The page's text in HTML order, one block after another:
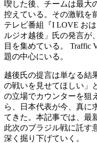
喫した後、チームは最大
控えている。その激戦を
テレビ番組『I LOVE お
ルジオ越後」氏の発言が
目を集めている。 Traffic
題の中心にいる。
越後氏の提言は単なる結
の戦いを見せてほしい」
の立場でカウンターを狙
ら、日本代表が今、真に
てきた。本記事では、最
此次のブラジル戦に託す
深く掘り下げていく。